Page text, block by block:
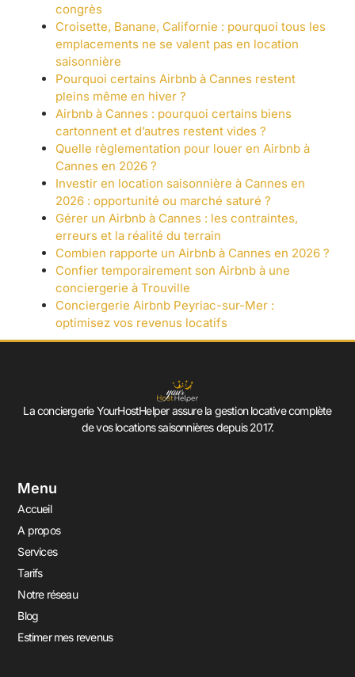
congrès
Croisette, Banane, Californie : pourquoi tous les
emplacements ne se valent pas en location
saisonnière
Pourquoi certains Airbnb à Cannes restent
pleins même en hiver ?
Airbnb à Cannes : pourquoi certains biens
cartonnent et d’autres restent vides ?
Quelle règlementation pour louer en Airbnb à
Cannes en 2026 ?
Investir en location saisonnière à Cannes en
2026 : opportunité ou marché saturé ?
Gérer un Airbnb à Cannes : les contraintes,
erreurs et la réalité du terrain
Combien rapporte un Airbnb à Cannes en 2026 ?
Confier temporairement son Airbnb à une
conciergerie à Trouville
Conciergerie Airbnb Peyriac-sur-Mer :
optimisez vos revenus locatifs
La conciergerie YourHostHelper assure la gestion locative complète
de vos locations saisonnières depuis 2017.
Menu
Accueil
A propos
Services
Tarifs
Notre réseau
Blog
Estimer mes revenus